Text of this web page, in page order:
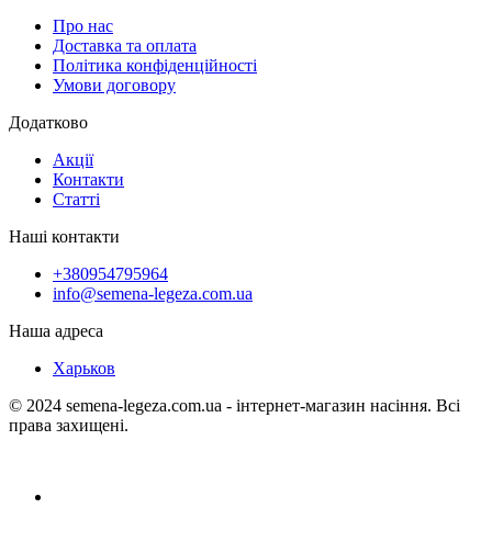
Про нас
Доставка та оплата
Політика конфіденційності
Умови договору
Додатково
Акції
Контакти
Статті
Наші контакти
+380954795964
info@semena-legeza.com.ua
Наша адреса
Харьков
© 2024 semena-legeza.com.ua - інтернет-магазин насіння. Всі
права захищені.